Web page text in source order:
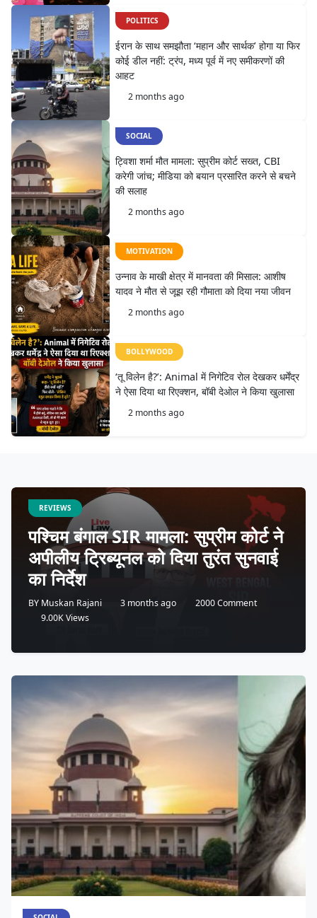
POLITICS
ईरान के साथ समझौता ‘महान और सार्थक’ होगा या फिर
कोई डील नहीं: ट्रंप, मध्य पूर्व में नए समीकरणों की
आहट
2 months ago
SOCIAL
ट्विशा शर्मा मौत मामला: सुप्रीम कोर्ट सख्त, CBI
करेगी जांच; मीडिया को बयान प्रसारित करने से बचने
की सलाह
2 months ago
MOTIVATION
उन्नाव के माखी क्षेत्र में मानवता की मिसाल: आशीष
यादव ने मौत से जूझ रही गौमाता को दिया नया जीवन
2 months ago
BOLLYWOOD
‘तू विलेन है?’: Animal में निगेटिव रोल देखकर धर्मेंद्र
ने ऐसा दिया था रिएक्शन, बॉबी देओल ने किया खुलासा
2 months ago
REVIEWS
पश्चिम बंगाल SIR मामला: सुप्रीम कोर्ट ने
अपीलीय ट्रिब्यूनल को दिया तुरंत सुनवाई
का निर्देश
BY Muskan Rajani 3 months ago
2000 Comment
9.00K Views